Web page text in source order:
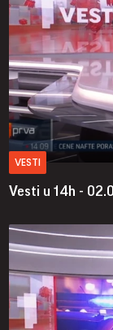
VESTI
Vesti u 14h -